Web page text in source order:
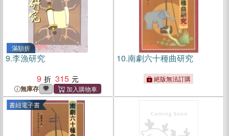
滿額折
9.李漁研究
9
315
無庫存
10.南劇六十種曲研究
絕版無法訂購
書紐電子書